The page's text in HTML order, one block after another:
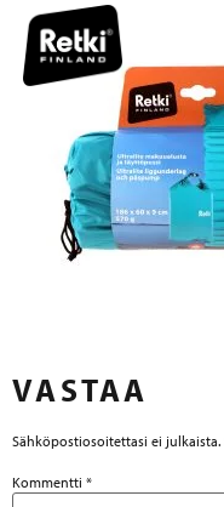
VASTAA
Sähköpostiosoitettasi ei julkaista.
Kommentti *